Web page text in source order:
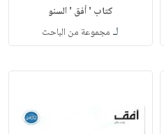
كتاب ' أفق ' السنو
لـ مجموعة من الباحث